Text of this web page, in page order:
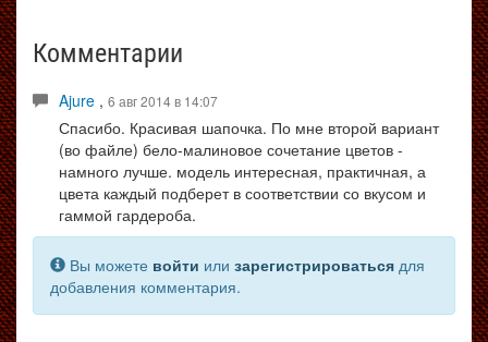
Комментарии
Ajure , 6 авг 2014 в 14:07
Спасибо. Красивая шапочка. По мне второй вариант
(во файле) бело-малиновое сочетание цветов -
намного лучше. модель интересная, практичная, а
цвета каждый подберет в соответствии со вкусом и
гаммой гардероба.
Вы можете войти или зарегистрироваться для
добавления комментария.